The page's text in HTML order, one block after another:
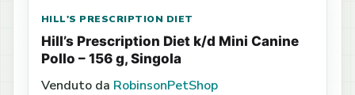
HILL'S PRESCRIPTION DIET
Hill’s Prescription Diet k/d Mini Canine
Pollo – 156 g, Singola
Venduto da RobinsonPetShop